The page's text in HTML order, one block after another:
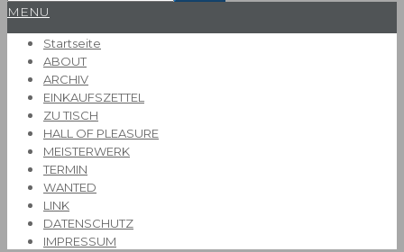
Primary
Menu
MENU
Startseite
ABOUT
ARCHIV
EINKAUFSZETTEL
ZU TISCH
HALL OF PLEASURE
MEISTERWERK
TERMIN
WANTED
LINK
DATENSCHUTZ
IMPRESSUM